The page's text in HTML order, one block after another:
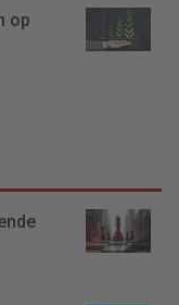
op